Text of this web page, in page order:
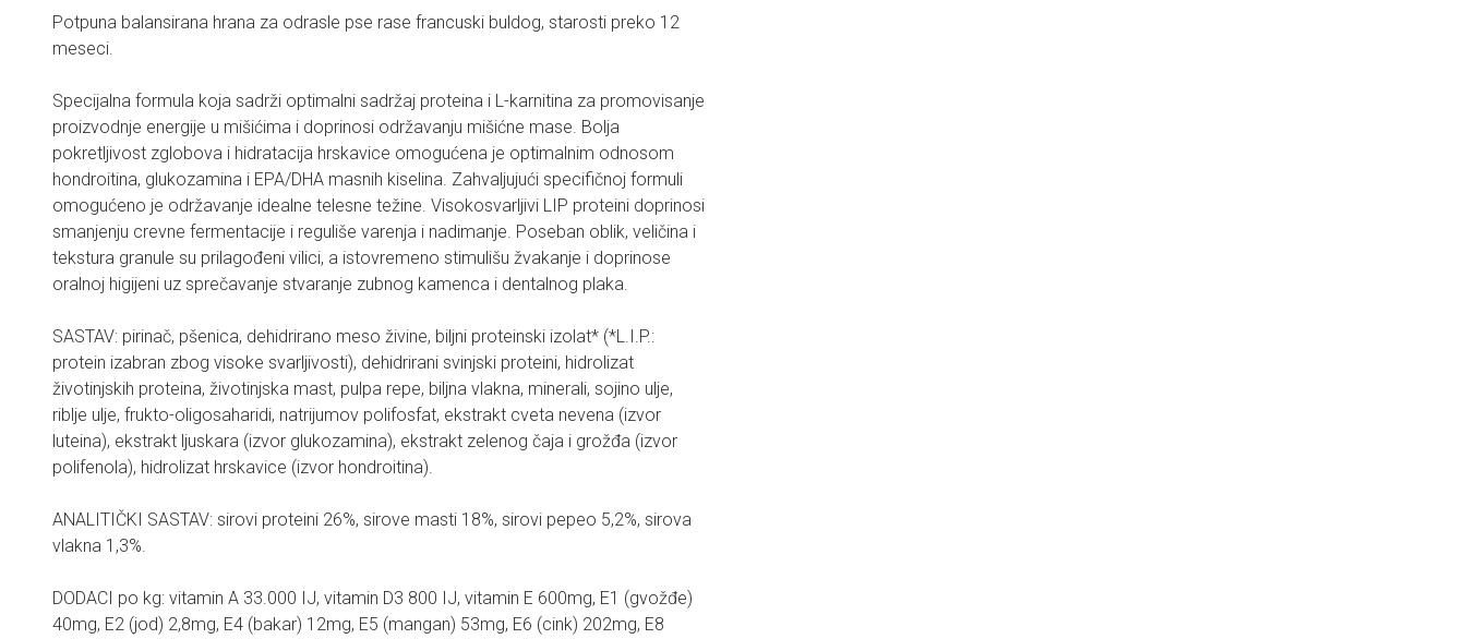
Potpuna balansirana hrana za odrasle pse rase francuski buldog, starosti preko 12
meseci.
Specijalna formula koja sadrži optimalni sadržaj proteina i L-karnitina za promovisanje
proizvodnje energije u mišićima i doprinosi održavanju mišićne mase. Bolja
pokretljivost zglobova i hidratacija hrskavice omogućena je optimalnim odnosom
hondroitina, glukozamina i EPA/DHA masnih kiselina. Zahvaljujući specifičnoj formuli
omogućeno je održavanje idealne telesne težine. Visokosvarljivi LIP proteini doprinosi
smanjenju crevne fermentacije i reguliše varenja i nadimanje. Poseban oblik, veličina i
tekstura granule su prilagođeni vilici, a istovremeno stimulišu žvakanje i doprinose
oralnoj higijeni uz sprečavanje stvaranje zubnog kamenca i dentalnog plaka.
SASTAV: pirinač, pšenica, dehidrirano meso živine, biljni proteinski izolat* (*L.I.P.:
protein izabran zbog visoke svarljivosti), dehidrirani svinjski proteini, hidrolizat
životinjskih proteina, životinjska mast, pulpa repe, biljna vlakna, minerali, sojino ulje,
riblje ulje, frukto-oligosaharidi, natrijumov polifosfat, ekstrakt cveta nevena (izvor
luteina), ekstrakt ljuskara (izvor glukozamina), ekstrakt zelenog čaja i grožđa (izvor
polifenola), hidrolizat hrskavice (izvor hondroitina).
ANALITIČKI SASTAV: sirovi proteini 26%, sirove masti 18%, sirovi pepeo 5,2%, sirova
vlakna 1,3%.
DODACI po kg: vitamin A 33.000 IJ, vitamin D3 800 IJ, vitamin E 600mg, E1 (gvožđe)
40mg, E2 (jod) 2,8mg, E4 (bakar) 12mg, E5 (mangan) 53mg, E6 (cink) 202mg, E8